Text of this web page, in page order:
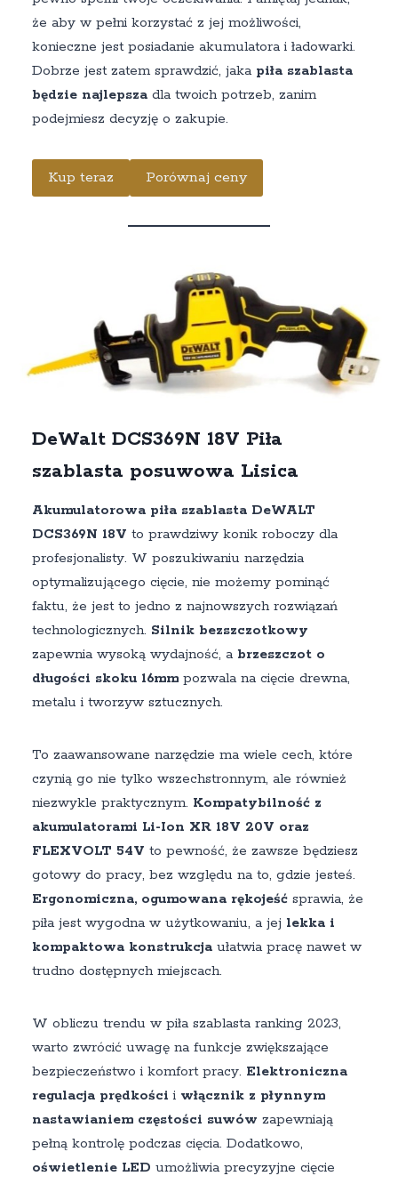
że aby w pełni korzystać z jej możliwości,
konieczne jest posiadanie akumulatora i ładowarki.
Dobrze jest zatem sprawdzić, jaka piła szablasta
będzie najlepszadla twoich potrzeb, zanim
podejmiesz decyzję o zakupie.
Kup teraz Porównaj ceny
DeWalt DCS369N 18V Piła
szablasta posuwowa Lisica
Akumulatorowa piła szablasta DeWALT
DCS369N 18V to prawdziwy konik roboczy dla
profesjonalisty. W poszukiwaniu narzędzia
optymalizującego cięcie, nie możemy pominąć
faktu, że jest to jedno z najnowszych rozwiązań
technologicznych. Silnik bezszczotkowy
zapewnia wysoką wydajność, a brzeszczot o
długości skoku 16mmpozwala na cięcie drewna,
metalu i tworzyw sztucznych.
To zaawansowane narzędzie ma wiele cech, które
czynią go nie tylko wszechstronnym, ale również
niezwykle praktycznym. Kompatybilność z
akumulatorami Li-Ion XR 18V 20V oraz
FLEXVOLT 54V to pewność, że zawsze będziesz
gotowy do pracy, bez względu na to, gdzie jesteś.
Ergonomiczna, ogumowana rękojeśćsprawia, że
piła jest wygodna w użytkowaniu, a jej lekka i
kompaktowa konstrukcjaułatwia pracę nawet w
trudno dostępnych miejscach.
W obliczu trendu w piła szablasta ranking 2023,
warto zwrócić uwagę na funkcje zwiększające
bezpieczeństwo i komfort pracy. Elektroniczna
regulacja prędkości i włącznik z płynnym
nastawianiem częstości suwów zapewniają
pełną kontrolę podczas cięcia. Dodatkowo,
oświetlenie LED umożliwia precyzyjne cięcie